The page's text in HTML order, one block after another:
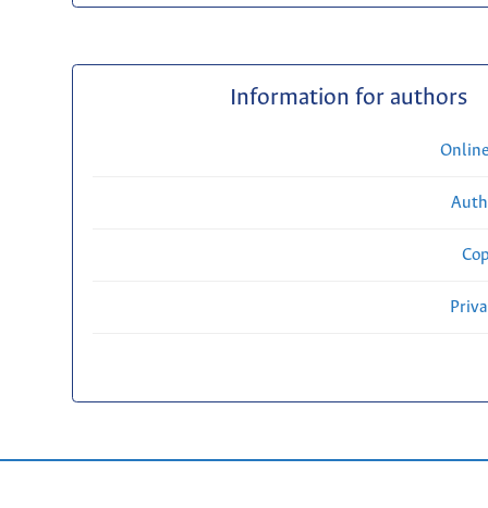
Information for authors